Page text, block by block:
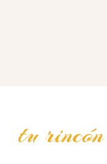
tu rincón